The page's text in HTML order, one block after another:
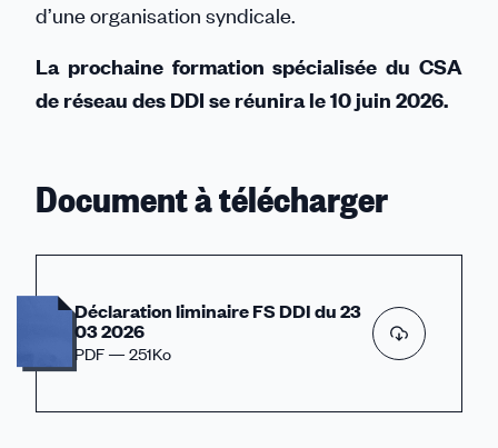
d’une organisation syndicale.
La prochaine formation spécialisée du CSA
de réseau des DDI se réunira le 10 juin 2026.
Document à télécharger
Déclaration liminaire FS DDI du 23
03 2026
PDF — 251Ko